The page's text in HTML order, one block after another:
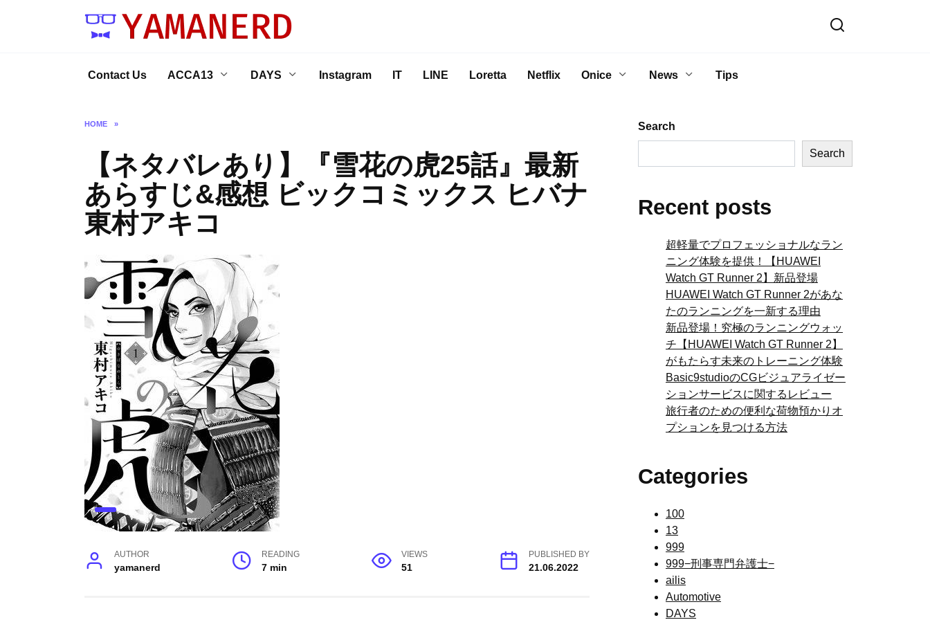
Contact Us ACCA13 DAYS Instagram IT LINE Loretta Netflix Onice News Tips
HOME »
【ネタバレあり】『雪花の虎25話』最新
あらすじ&感想 ビックコミックス ヒバナ
東村アキコ
AUTHOR
yamanerd
READING
7 min
VIEWS
51
PUBLISHED BY
21.06.2022
Search
Search
Recent posts
超軽量でプロフェッショナルなラン
ニング体験を提供！【HUAWEI
Watch GT Runner 2】新品登場
HUAWEI Watch GT Runner 2があな
たのランニングを一新する理由
新品登場！究極のランニングウォッ
チ【HUAWEI Watch GT Runner 2】
がもたらす未来のトレーニング体験
Basic9studioのCGビジュアライゼー
ションサービスに関するレビュー
旅行者のための便利な荷物預かりオ
プションを見つける方法
Categories
100
13
999
999−刑事専門弁護士−
ailis
Automotive
DAYS